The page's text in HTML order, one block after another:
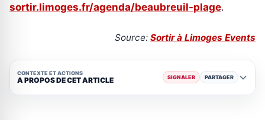
sortir.limoges.fr/agenda/beaubreuil-plage.
Source: Sortir à Limoges Events
CONTEXTE ET ACTIONS
A PROPOS DE CET ARTICLE SIGNALER PARTAGER